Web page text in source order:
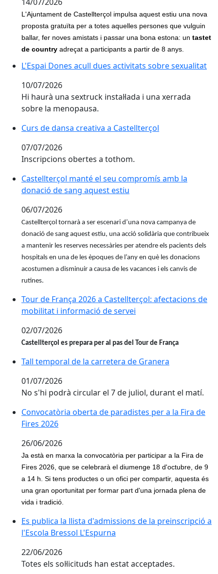
L'Ajuntament de Castellterçol impulsa aquest estiu una nova
proposta gratuïta per a totes aquelles persones que vulguin
ballar, fer noves amistats i passar una bona estona: un tastet
de country adreçat a participants a partir de 8 anys.
L'Espai Dones acull dues activitats sobre sexualitat
L'Espai Dones acull dues activitats sobre sexualitat
10/07/2026
Hi haurà una sextruck instal·lada i una xerrada
sobre la menopausa.
Curs de dansa creativa a Castellterçol
Curs de dansa creativa a Castellterçol
07/07/2026
Inscripcions obertes a tothom.
Castellterçol manté el seu compromís amb la
Castellterçol manté el seu compromís amb la
donació de sang aquest estiu
06/07/2026
Castellterçol tornarà a ser escenari d’una nova campanya de
donació de sang aquest estiu, una acció solidària que contribueix
a mantenir les reserves necessàries per atendre els pacients dels
hospitals en una de les èpoques de l’any en què les donacions
acostumen a disminuir a causa de les vacances i els canvis de
rutines.
Tour de França 2026 a Castellterçol: afectacions de
Tour de França 2026 a Castellterçol: afectacions de
mobilitat i informació de servei
02/07/2026
Castellterçol es prepara per al pas del Tour de França
Tall temporal de la carretera de Granera
Tall temporal de la carretera de Granera
01/07/2026
No s'hi podrà circular el 7 de juliol, durant el matí.
Convocatòria oberta de paradistes per a la Fira de
Convocatòria oberta de paradistes per a la Fira de
Fires 2026
26/06/2026
Ja està en marxa la convocatòria per participar a la Fira de
Fires 2026, que se celebrarà el diumenge 18 d'octubre, de 9
a 14 h. Si tens productes o un ofici per compartir, aquesta és
una gran oportunitat per formar part d'una jornada plena de
vida i tradició.
Es publica la llista d'admissions de la preinscripció a
Es publica la llista d'admissions de la preinscripció a
l'Escola Bressol L'Espurna
22/06/2026
Totes els sol·licituds han estat acceptades.